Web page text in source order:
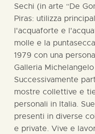
Sechi (in arte “De
Piras: utilizza
l'acquaforte e
molle e la
1979 con una
Galleria Michelangelo
Successivamente
mostre collettive e
personali in Italia.
presenti in diverse
e private. Vive e